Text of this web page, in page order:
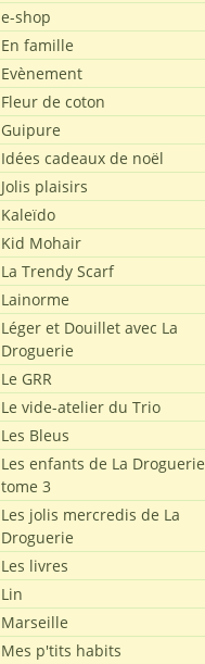
e-shop
En famille
Evènement
Fleur de coton
Guipure
Idées cadeaux de noël
Jolis plaisirs
Kaleïdo
Kid Mohair
La Trendy Scarf
Lainorme
Léger et Douillet avec La
Droguerie
Le GRR
Le vide-atelier du Trio
Les Bleus
Les enfants de La Droguerie
tome 3
Les jolis mercredis de La
Droguerie
Les livres
Lin
Marseille
Mes p'tits habits